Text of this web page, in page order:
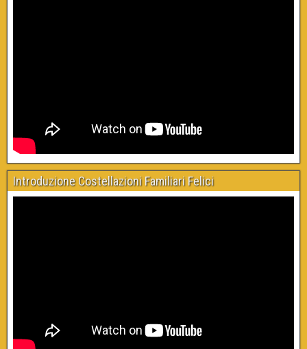
Introduzione Costellazioni Familiari Felici